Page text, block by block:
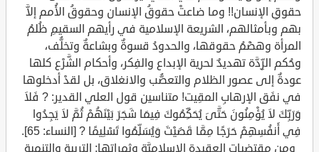
حقوقِ الإنسان!! وما ضاعتْ حقوقُ الإنسان وحقوقُ الأُمم إلاَّ
بهم وبأمثالهم، الشريعة الإسلامية في رأيهم السقيمِ ظُلمُ
المرأة وهضْمُ حقوقها، والحدودُ قسوةٌ وبشاعةٌ وتخلُّف،
وحُكم الرِّدَّة تهديدٌ لحرية الإبداع والفِكر، وأحكام الشَّرْع كلها
عودةٌ إلى عصور الظلام والتعصُّب والانغلاق، بل لقدْ أدخلوها
في نفَق الإرهابِ المقِيت! متناسين قول العلي القدير: ? فَلاَ
وَرَبِّكَ لاَ يُؤْمِنُونَ حَتَّىَ يُحَكِّمُوكَ فِيمَا شَجَرَ بَيْنَهُمْ ثُمَّ لاَ يَجِدُوا
فِي أَنفُسِهِمْ حَرَجًا مِمَّا قَضَيْتَ وَيُسَلِّمُوا تَسْلِيمًا ? [النساء: 65].
ومِن مقتضياتِ العقيدةِ الإسلاميَّة وثمراتها: التربية والتنمية